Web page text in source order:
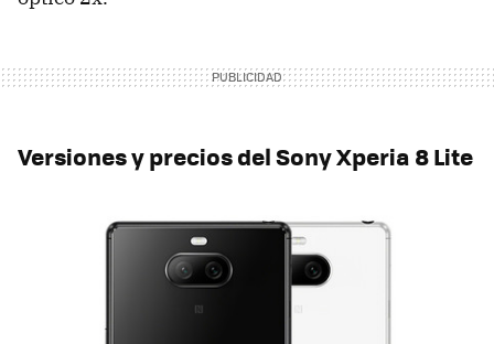
Versiones y precios del Sony Xperia 8 Lite